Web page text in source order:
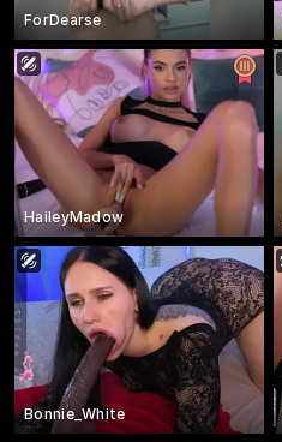
ForDearse
HaileyMadow
Bonnie_White